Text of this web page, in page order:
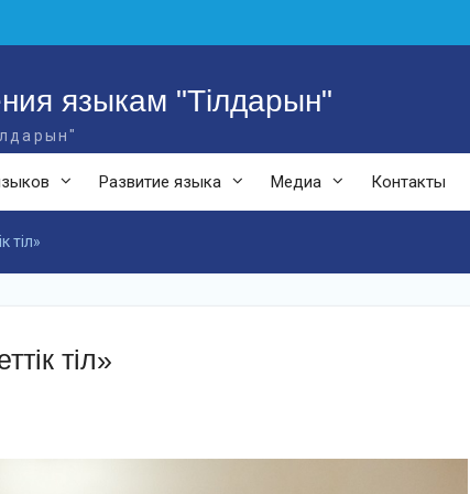
языкам "Тілдарын"
Развитие языка Медиа Контакты
тіл»
тіл»